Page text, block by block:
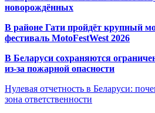
новорождённых
В районе Гати пройдёт крупный
фестиваль MotoFestWest 2026
В Беларуси сохраняются
из-за пожарной опасности
Нулевая отчетность в Беларуси:
зона ответственности